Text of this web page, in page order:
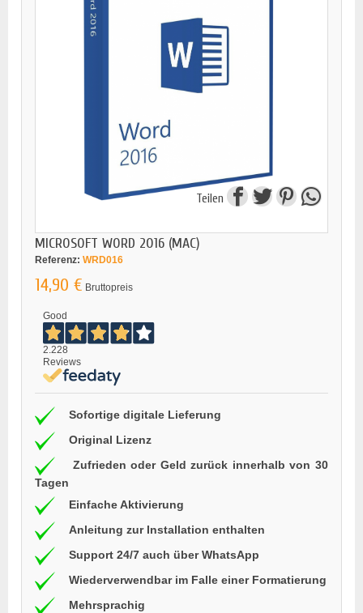
Teilen
MICROSOFT WORD 2016 (MAC)
Referenz: WRD016
14,90 € Bruttopreis
Good
2.228
Reviews
Sofortige digitale Lieferung
Original Lizenz
Zufrieden oder Geld zurück innerhalb von 30
Tagen
Einfache Aktivierung
Anleitung zur Installation enthalten
Support 24/7 auch über WhatsApp
Wiederverwendbar im Falle einer Formatierung
Mehrsprachig